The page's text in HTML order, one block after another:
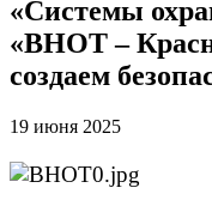
«Системы
«ВНОТ –
создаем
19 июня 2025